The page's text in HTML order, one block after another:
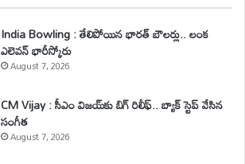
India Bowling : తేలిపోయిన భారత్ బౌలర్లు.. లంక
ఎలెవన్ భారీస్కోరు
August 7, 2026
CM Vijay : సీఎం విజయ్‌కు బిగ్ రిలీఫ్.. బ్యాక్ స్టెప్ వేసిన
సంగీత
August 7, 2026